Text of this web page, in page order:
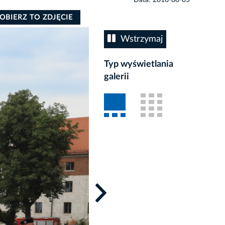
Wstrzymaj
Typ wyświetlania
galerii
TO ZDJĘCIE